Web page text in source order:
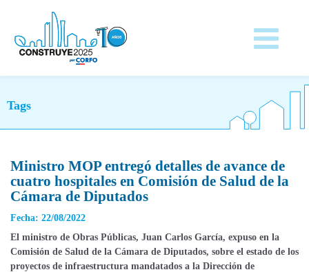
Tags
Ministro MOP entregó detalles de avance de
cuatro hospitales en Comisión de Salud de la
Cámara de Diputados
Fecha: 22/08/2022
El ministro de Obras Públicas, Juan Carlos García, expuso en la
Comisión de Salud de la Cámara de Diputados, sobre el estado de los
proyectos de infraestructura mandatados a la Dirección de